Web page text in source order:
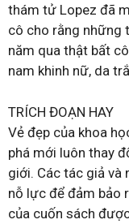
thám tử Lopez đã
cô cho rằng
năm qua thật bất
nam khinh nữ, da
TRÍCH ĐOẠN HAY
Vẻ đẹp của khoa
phá mới luôn thay
giới. Các tác giả và
nỗ lực để đảm bảo
của cuốn sách